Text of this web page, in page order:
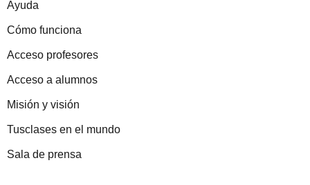
Ayuda
Cómo funciona
Acceso profesores
Acceso a alumnos
Misión y visión
Tusclases en el mundo
Sala de prensa